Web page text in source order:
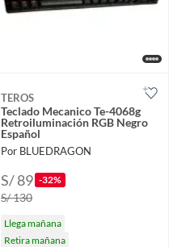
TEROS
Teclado Mecanico Te-4068g
Retroiluminación RGB Negro
Español
Por BLUEDRAGON
S/ 89 -32%
S/ 130
Llega mañana
Retira mañana